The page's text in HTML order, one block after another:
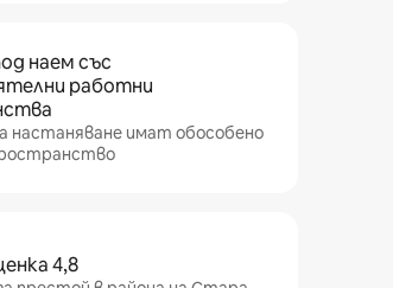
наем със
работни
настаняване имат обособено
4,8